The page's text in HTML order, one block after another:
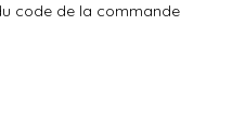
code de la commande